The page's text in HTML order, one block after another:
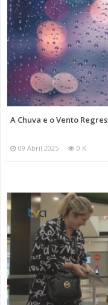
A Chuva e o Vento
09 Abril 2025 0 K